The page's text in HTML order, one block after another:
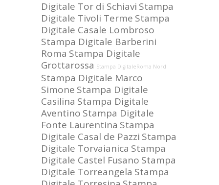
Digitale Tor di Schiavi Stampa
Digitale Tivoli Terme Stampa
Digitale Casale Lombroso
Stampa Digitale Barberini
Roma Stampa Digitale
Grottarossa Stampa DigitaleRoma Nord
Stampa Digitale Marco
Simone Stampa Digitale
Casilina Stampa Digitale
Aventino Stampa Digitale
Fonte Laurentina Stampa
Digitale Casal de Pazzi Stampa
Digitale Torvaianica Stampa
Digitale Castel Fusano Stampa
Digitale Torreangela Stampa